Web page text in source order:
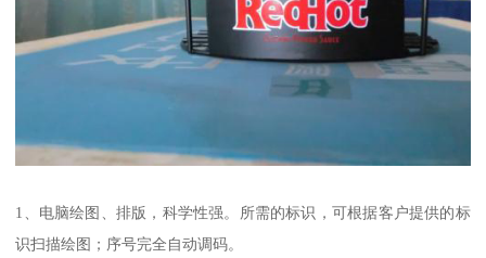
1、电脑绘图、排版，科学性强。所需的标识，可根据客户提供的标
识扫描绘图；序号完全自动调码。